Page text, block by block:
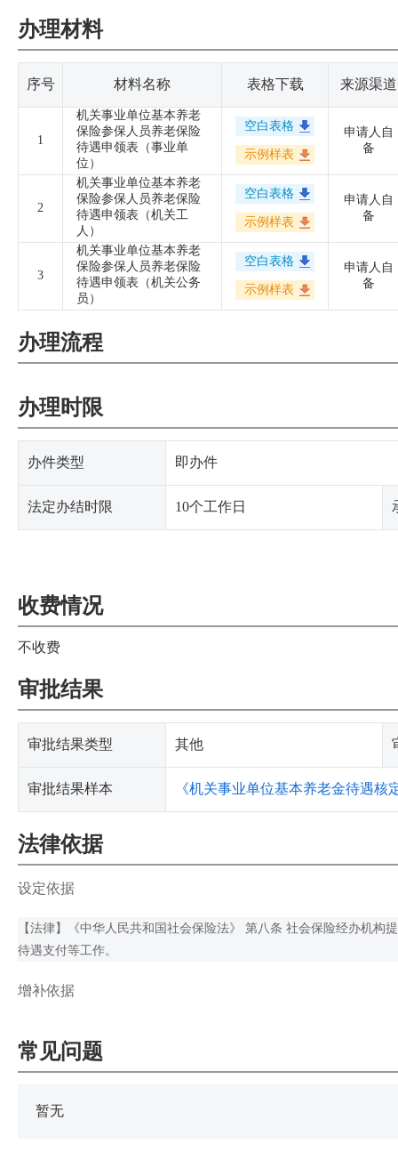
办理材料
序号 材料名称 表格下载 来源渠道
1
机关事业单位基本养老
保险参保人员养老保险
待遇申领表（事业单
位）
空白表格
示例样表
申请人自
备
2
机关事业单位基本养老
保险参保人员养老保险
待遇申领表（机关工
人）
空白表格
示例样表
申请人自
备
3
机关事业单位基本养老
保险参保人员养老保险
待遇申领表（机关公务
员）
空白表格
示例样表
申请人自
备
办理流程
办理时限
办件类型 即办件
法定办结时限 10个工作日
收费情况
不收费
审批结果
审批结果类型 其他
审批结果样本 《机关事业单位基本养老金待遇核
法律依据
设定依据
【法律】《中华人民共和国社会保险法》 第八条 社会保险经办机
待遇支付等工作。
增补依据
常见问题
暂无